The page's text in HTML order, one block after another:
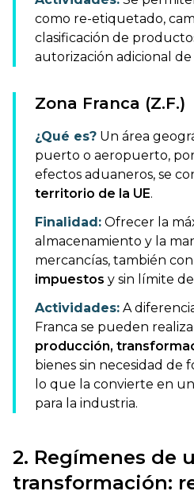
como re-etiquetado,
clasificación de
autorización adicional de
Zona Franca (Z.F.)
¿Qué es? Un área
puerto o aeropuerto,
efectos aduaneros, se
territorio de la UE.
Finalidad: Ofrecer la
almacenamiento y la
mercancías, también con
impuestos y sin límite
Actividades: A
Franca se pueden
producción,
bienes sin necesidad de
lo que la convierte en
para la industria.
2. Regímenes de
transformación: